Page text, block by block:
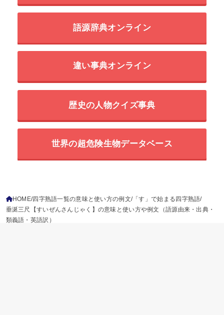
語源辞典オンライン
違い事典オンライン
歴史の人物クイズ事典
世界の超危険生物データベース
HOME 四字熟語一覧の意味と使い方の例文 「す」で始まる四字熟語
垂涎三尺【すいぜんさんじゃく】の意味と使い方や例文（語源由来・出典・
類義語・英語訳）